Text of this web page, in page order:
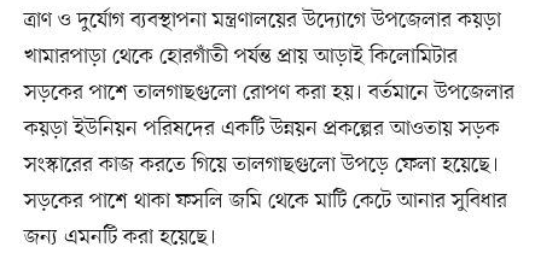
ত্রাণ ও দুর্যোগ ব্যবস্থাপনা মন্ত্রণালয়ের উদ্যোগে উপজেলার কয়ড়া
খামারপাড়া থেকে হোরগাঁতী পর্যন্ত প্রায় আড়াই কিলোমিটার
সড়কের পাশে তালগাছগুলো রোপণ করা হয়। বর্তমানে উপজেলার
কয়ড়া ইউনিয়ন পরিষদের একটি উন্নয়ন প্রকল্পের আওতায় সড়ক
সংস্কারের কাজ করতে গিয়ে তালগাছগুলো উপড়ে ফেলা হয়েছে।
সড়কের পাশে থাকা ফসলি জমি থেকে মাটি কেটে আনার সুবিধার
জন্য এমনটি করা হয়েছে।